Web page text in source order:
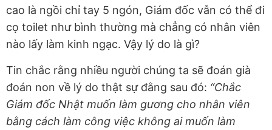
cao là ngồi chỉ tay 5 ngón, Giám đốc vẫn có thể đi
cọ toilet như bình thường mà chẳng có nhân viên
nào lấy làm kinh ngạc. Vậy lý do là gì?
Tin chắc rằng nhiều người chúng ta sẽ đoán già
đoán non về lý do thật sự đằng sau đó: “Chắc
Giám đốc Nhật muốn làm gương cho nhân viên
bằng cách làm công việc không ai muốn làm